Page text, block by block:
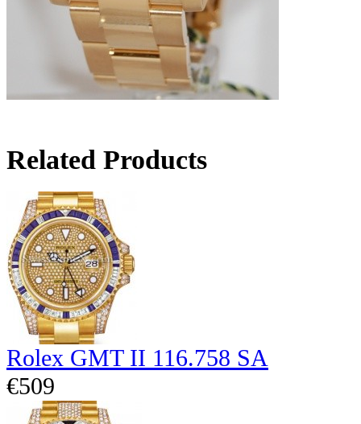
Related Products
Rolex GMT II 116.758 SA
€509